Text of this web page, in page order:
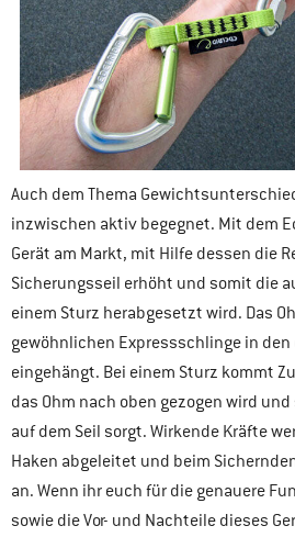
Auch dem Thema
inzwischen aktiv begegnet. Mit dem
Gerät am Markt, mit Hilfe dessen die
Sicherungsseil erhöht und somit die
einem Sturz herabgesetzt wird. Das
gewöhnlichen Expressschlinge in
eingehängt. Bei einem Sturz kommt
das Ohm nach oben gezogen wird
auf dem Seil sorgt. Wirkende Kräfte
Haken abgeleitet und beim
an. Wenn ihr euch für die genauere
sowie die Vor- und Nachteile dieses